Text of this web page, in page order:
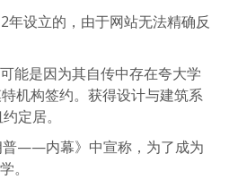
年设立的，由于网站无法精确反
能是因为其自传中存在夸大学
机构签约。获得设计与建筑系
定居。
普——内幕》中宣称，为了成为
。